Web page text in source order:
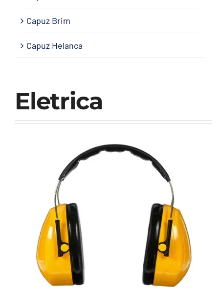
Eletrica
Capuz Brim
Capuz Helanca